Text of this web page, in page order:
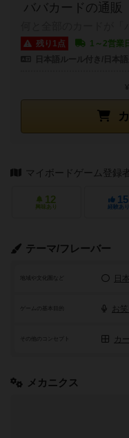
ババカードの通販
残り1点
1～2営業
¥
マイボードゲーム登録
12
興味あり
15
経験あり
テーマ/フレーバー
地域や文化圏など 日
お
その他のコンセプト カ
メカニクス